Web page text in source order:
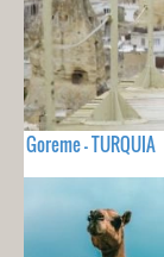
Goreme - TURQUIA